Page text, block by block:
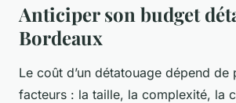
Anticiper son budget
Bordeaux
Le coût d’un détatouage dépend de
facteurs : la taille, la complexité, la